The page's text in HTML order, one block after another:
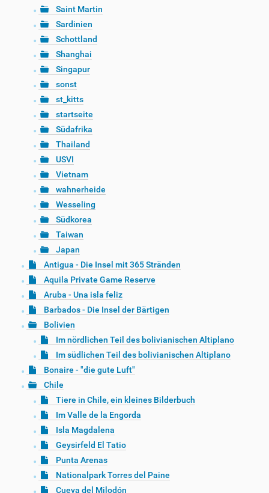
Saint Martin
Sardinien
Schottland
Shanghai
Singapur
sonst
st_kitts
startseite
Südafrika
Thailand
USVI
Vietnam
wahnerheide
Wesseling
Südkorea
Taiwan
Japan
Antigua - Die Insel mit 365 Stränden
Aquila Private Game Reserve
Aruba - Una isla feliz
Barbados - Die Insel der Bärtigen
Bolivien
Im nördlichen Teil des bolivianischen Altiplano
Im südlichen Teil des bolivianischen Altiplano
Bonaire - "die gute Luft"
Chile
Tiere in Chile, ein kleines Bilderbuch
Im Valle de la Engorda
Isla Magdalena
Geysirfeld El Tatio
Punta Arenas
Nationalpark Torres del Paine
Cueva del Milodón